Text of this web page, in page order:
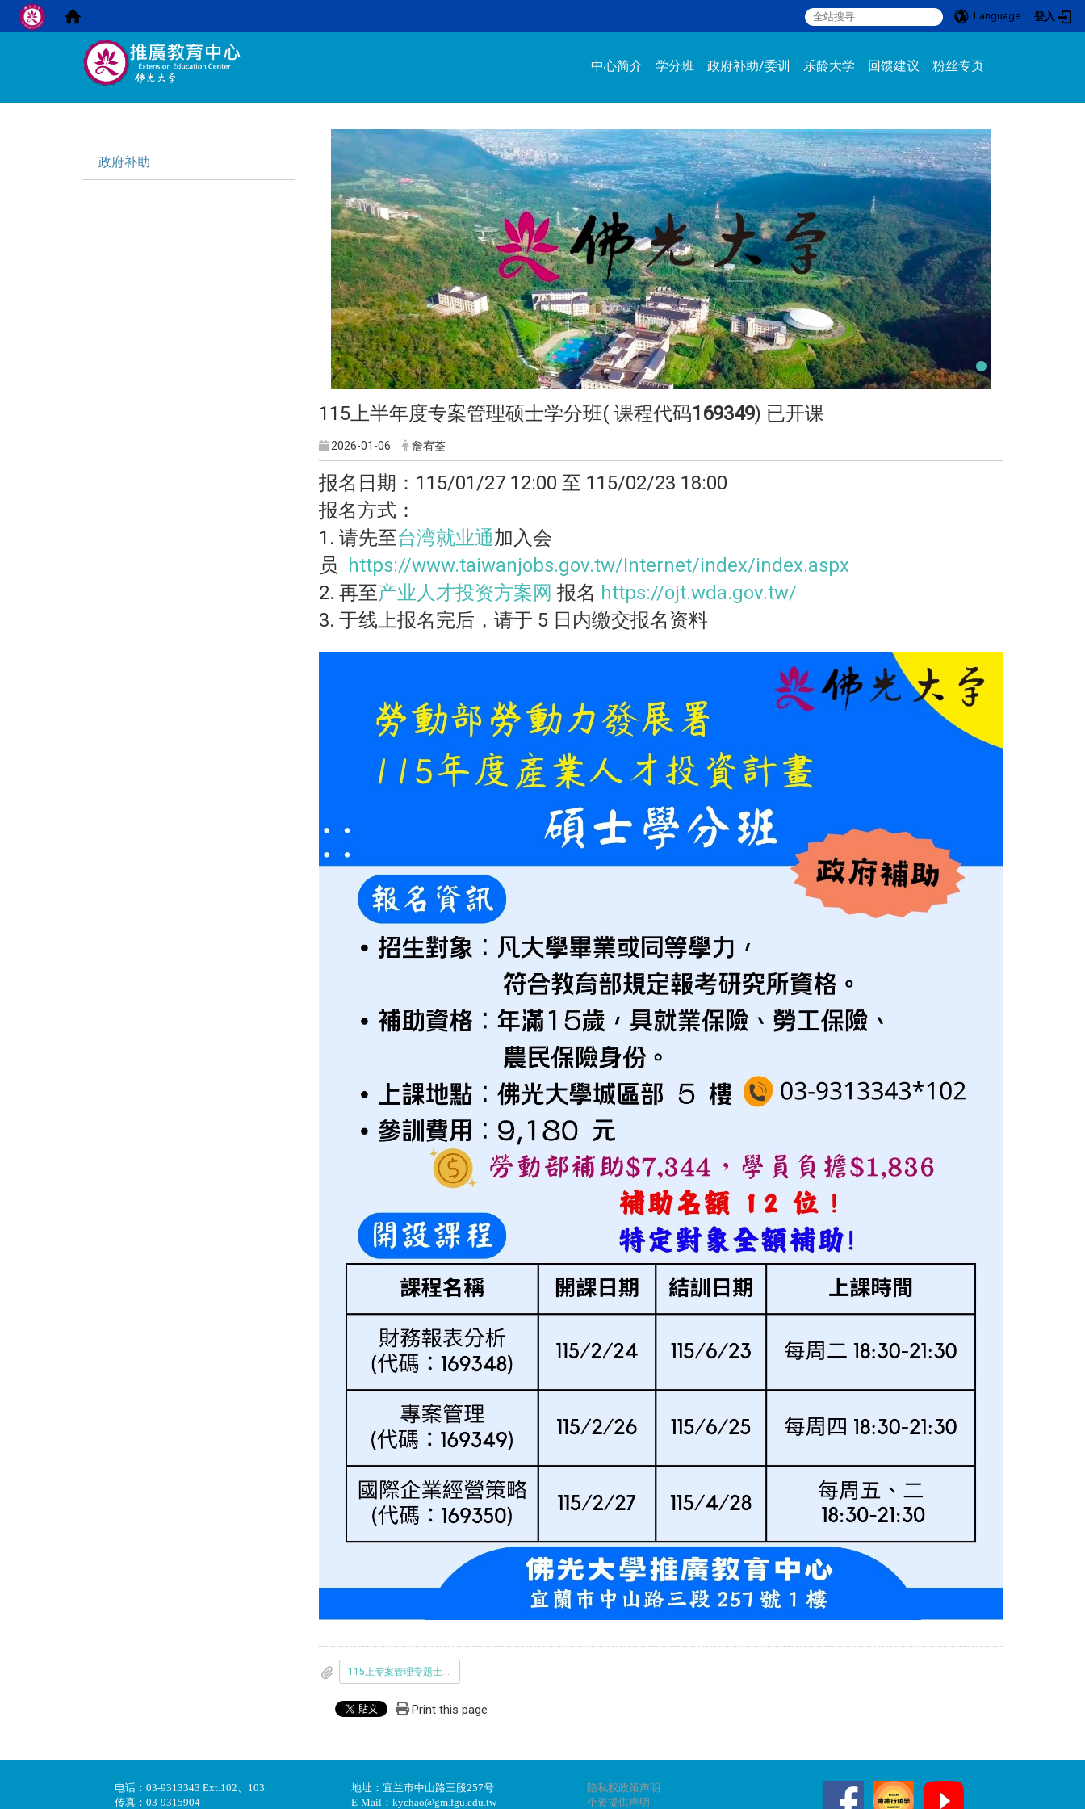
Language
登入
:::
中心简介
学分班 政府补助/委训 乐龄大学 回馈建议 粉丝专页
政府补助
115上半年度专案管理硕士学分班( 课程代码169349) 已开课
2026-01-06 詹宥荃
报名日期：115/01/27 12:00 至 115/02/23 18:00
报名方式：
1. 请先至台湾就业通加入会
员
https://www.taiwanjobs.gov.tw/Internet/index/index.aspx
2. 再至产业人才投资方案网 报名 https://ojt.wda.gov.tw/
3. 于线上报名完后，请于 5 日内缴交报名资料
115上专案管理专题士学分班招训简章_课程代码169349_.pdf
Print this page
电话：03-9313343 Ext.102、103
传真：03-9315904
地址：宜兰市中山路三段257号
E-Mail：kychao@gm.fgu.edu.tw
隐私权政策声明
个资提供声明